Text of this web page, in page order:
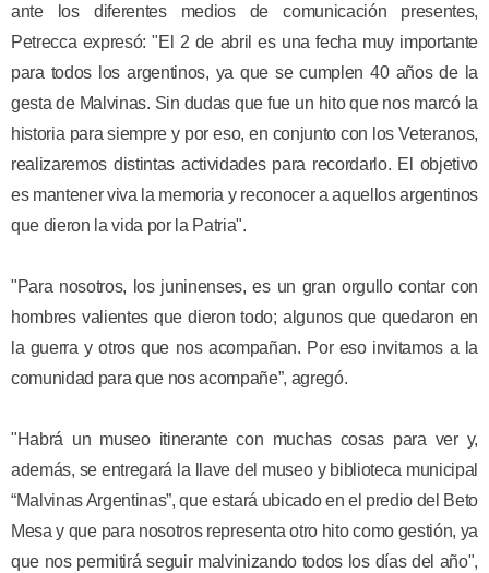
ante los diferentes medios de comunicación presentes,
Petrecca expresó: "El 2 de abril es una fecha muy importante
para todos los argentinos, ya que se cumplen 40 años de la
gesta de Malvinas. Sin dudas que fue un hito que nos marcó la
historia para siempre y por eso, en conjunto con los Veteranos,
realizaremos distintas actividades para recordarlo. El objetivo
es mantener viva la memoria y reconocer a aquellos argentinos
que dieron la vida por la Patria".
"Para nosotros, los juninenses, es un gran orgullo contar con
hombres valientes que dieron todo; algunos que quedaron en
la guerra y otros que nos acompañan. Por eso invitamos a la
comunidad para que nos acompañe”, agregó.
"Habrá un museo itinerante con muchas cosas para ver y,
además, se entregará la llave del museo y biblioteca municipal
“Malvinas Argentinas”, que estará ubicado en el predio del Beto
Mesa y que para nosotros representa otro hito como gestión, ya
que nos permitirá seguir malvinizando todos los días del año",